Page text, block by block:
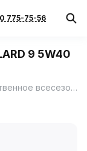
775-75-56
9 5W40
Lemarc QUALARD 9 5W-40 - высококачественное всесезонное моторное масло произведенное по специальной формуле, усиленной синтетическими компонентами.